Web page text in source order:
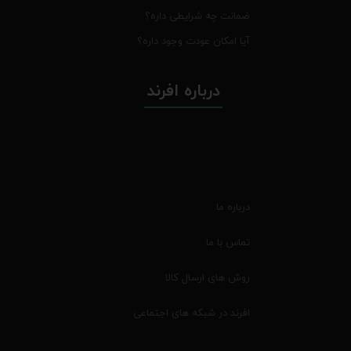
ضمانت چه شرایطی داره؟
آیا امکان عودت وجود داره؟
درباره افرند
درباره ما
تماس با ما
روش های ارسال کالا
افرند در شبکه های اجتماعی